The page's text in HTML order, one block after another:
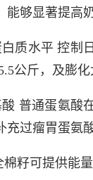
能够显著提高
质水平 控制
公斤，及膨化
普通蛋氨酸
过瘤胃蛋氨酸
籽可提供能